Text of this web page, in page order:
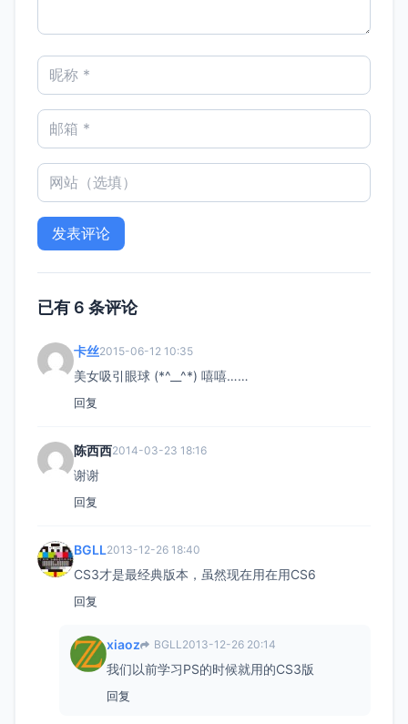
已有 6 条评论
卡丝2015-06-12 10:35
美女吸引眼球 (*^__^*) 嘻嘻……
回复
陈西西2014-03-23 18:16
谢谢
回复
BGLL2013-12-26 18:40
CS3才是最经典版本，虽然现在用在用CS6
回复
xiaoz BGLL 2013-12-26 20:14
我们以前学习PS的时候就用的CS3版
回复